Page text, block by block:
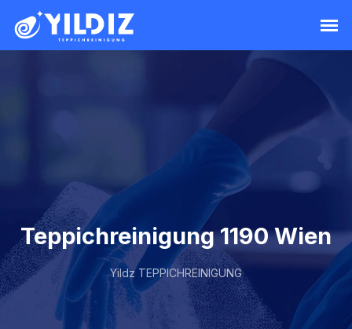
Teppichreinigung 1190 Wien
Yildz TEPPICHREINIGUNG